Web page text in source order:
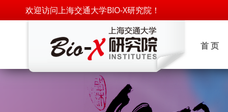
欢迎访问上海交通大学BIO-X研究院！
首 页